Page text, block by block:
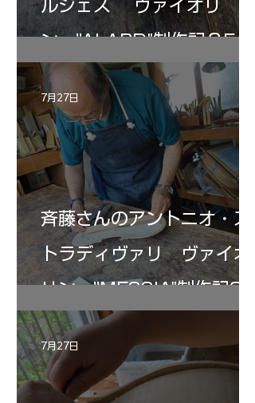
ルジェス ヴァイオリ
ン ”ALARD"制作記３5
斉藤さんのアントニオ・ス
トラディヴァリ ヴァイオ
リン ”MESSIA"制作記33
7月27日
7月27日